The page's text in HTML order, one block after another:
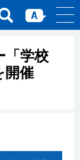
「学校
開催